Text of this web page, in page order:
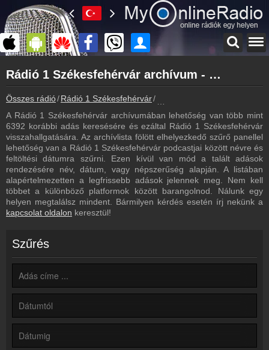
myonlineradio.hu
Rádió 1 Székesfehérvár
Vissza a Rádió 1 Székesfehérvár oldalára
Bejelentkezés
Hozz létre saját fiókot!
Most szól
Tudd meg mi szólt eddig
Műsorújság
Rádió 1 Székesfehérvár műsorai
Webkamera
Hírek
Rádió 1 Székesfehérvár kapcsolatos hírek
Kapcsolat
Írj nekünk!
Rádiós partnerek
Rádió 1 Székesfehérvár archívum - Rádió 1 Székesfehérvár podcasts - Rádió 1 Székesfehérvár visszahallgatás
Összes rádió Rádió 1 Székesfehérvár
A Rádió 1 Székesfehérvár archívumában lehetőség van több mint
6392 korábbi adás keresésére és ezáltal Rádió 1 Székesfehérvár
visszahallgatására. Az archívlista fölött elhelyezkedő szűrő panellel
lehetőség van a Rádió 1 Székesfehérvár podcastjai között névre és
feltöltési dátumra szűrni. Ezen kívül van mód a talált adások
rendezésére név, dátum, vagy népszerűség alapján. A listában
alapértelmezetten a legfrissebb adások jelennek meg. Nem kell
többet a különböző platformok között barangolnod. Nálunk egy
helyen megtalálsz mindent. Bármilyen kérdés esetén írj nekünk a
kapcsolat oldalon keresztül!
Szűrés